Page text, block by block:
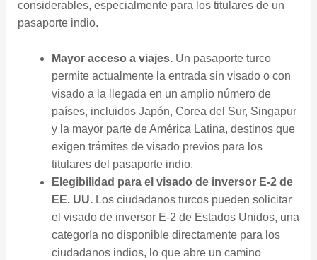
considerables, especialmente para los titulares de un
pasaporte indio.
Mayor acceso a viajes.Un pasaporte turco
permite actualmente la entrada sin visado o con
visado a la llegada en un amplio número de
países, incluidos Japón, Corea del Sur, Singapur
y la mayor parte de América Latina, destinos que
exigen trámites de visado previos para los
titulares del pasaporte indio.
Elegibilidad para el visado de inversor E-2 de
EE. UU.Los ciudadanos turcos pueden solicitar
el visado de inversor E-2 de Estados Unidos, una
categoría no disponible directamente para los
ciudadanos indios, lo que abre un camino